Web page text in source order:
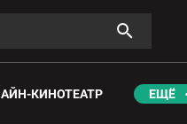
КИНОТЕАТР ЕЩЁ